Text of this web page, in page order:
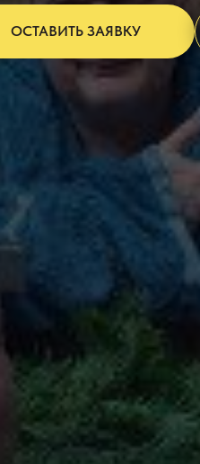
ОСТАВИТЬ ЗАЯВКУ